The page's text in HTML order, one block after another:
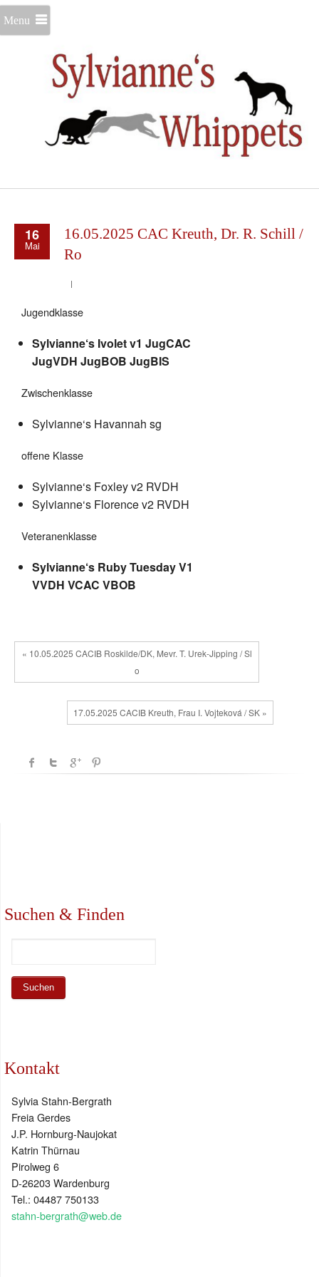
Menu
16
Mai
16.05.2025 CAC Kreuth, Dr. R. Schill /
Ro
Jugendklasse
Sylvianne‘s Ivolet v1 JugCAC
JugVDH JugBOB JugBIS
Zwischenklasse
Sylvianne‘s Havannah sg
offene Klasse
Sylvianne‘s Foxley v2 RVDH
Sylvianne‘s Florence v2 RVDH
Veteranenklasse
Sylvianne‘s Ruby Tuesday V1
VVDH VCAC VBOB
« 10.05.2025 CACIB Roskilde/DK, Mevr. T. Urek-Jipping / Sl
o
17.05.2025 CACIB Kreuth, Frau I. Vojteková / SK »
Suchen & Finden
Kontakt
Sylvia Stahn-Bergrath
Freia Gerdes
J.P. Hornburg-Naujokat
Katrin Thürnau
Pirolweg 6
D-26203 Wardenburg
Tel.: 04487 750133
stahn-bergrath@web.de